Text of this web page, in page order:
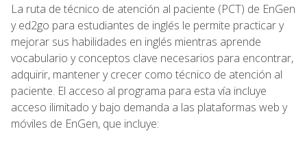
La ruta de técnico de atención al paciente (PCT) de EnGen
y ed2go para estudiantes de inglés le permite practicar y
mejorar sus habilidades en inglés mientras aprende
vocabulario y conceptos clave necesarios para encontrar,
adquirir, mantener y crecer como técnico de atención al
paciente. El acceso al programa para esta vía incluye
acceso ilimitado y bajo demanda a las plataformas web y
móviles de EnGen, que incluye: